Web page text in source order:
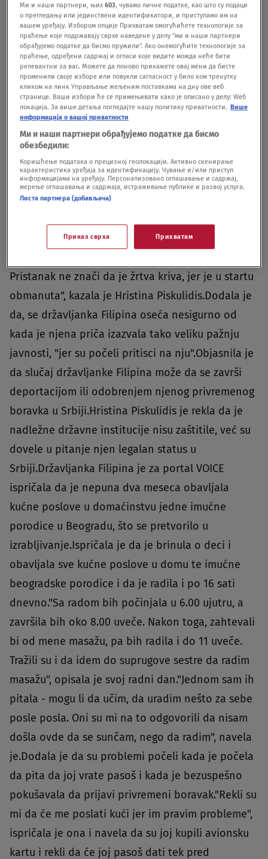
problematično to što su joj uzeli pasoš. Onog
trenutka kada vam neko uzme pasoš, to je znak
da nešto nije u redu", navela je Hristina
Piskulidis.Ocenila je da niko nije očekivao toliku
pažnju javnosti nakon što je istraživački portal
VOICE iz Novog Sada objavio priču o Filipinki, žrtvi
trgovine ljudima i radne eksploatacije, a preneo je
veliki broj medija u Srbiji."I sada se pokušava
zamagliti istina. I to pod izgovorom da je ona
došla dobrovoljno u Beograd i da je potpisala
ugovor, što jeste tačno, ali prema konvecniji
onoga trenutka kada su one obmanute i kada žele
Pristanak ne znači da je žrtva kriva, jer je u startu
obmanuta", kazala je Hristina Piskulidis.Dodala je
da, se državljanka Filipina oseća nesigurno od
kada je njena priča izazvala tako veliku pažnju
javnosti, "jer su počeli pritisci na nju".Objasnila je
da slučaj državljanke Filipina može da se završi
deportacijom ili odobrenjem njenog privremenog
boravka u Srbiji.Hristina Piskulidis je rekla da je
nadležne državne institucije nisu zaštitile, već su
dovele u pitanje njen legalan status u
Srbiji.Državljanka Filipina je za portal VOICE
ispričala da je nepuna dva meseca obavljala
kućne poslove u domaćinstvu jedne imućne
porodice u Beogradu, što se pretvorilo u
izrabljivanje.Ispričala je da je brinula o deci i
obavljala sve kućne poslove u domu te imućne
beogradske porodice i da je radila i po 16 sati
dnevno."Sa radom bih počinjala u 6.00 ujutru, a
završila bih oko 8.00 uveče. Nakon toga, zahtevali
bi od mene masažu, pa bih radila i do 11 uveče.
Tražili su i da idem do suprugove sestre da radim
masažu", opisala je svoj radni dan."Jednom sam ih
pitala - mogu li da učim, da uradim nešto za sebe
posle posla. Oni su mi na to odgovorili da nisam
došla ovde da se sunčam, nego da radim", navela
je.Dodala je da su problemi počeli kada je počela
da pita da joj vrate pasoš i kada je bezuspešno
pokušavala da prijavi privremeni boravak."Rekli su
mi da će me poslati kući jer im pravim probleme",
ispričala je ona i navela da su joj kupili avionsku
kartu i rekli da će joj pasoš dati tek pred
Ми и наши партнери, њих603, чувамо личне податке, као што су подаци
о прегледању или јединствени идентификатори, и приступамо им на
вашем уређају. Избором опције Прихватам омогућићете технологије за
праћење које подржавају сврхе наведене у делу "ми и наши партнери
обрађујемо податке да бисмо пружили". Ако онемогућите технологије за
праћење, одређени садржај и огласи које видите можда неће бити
релевантни за вас. Можете да поново прикажете овај мени да бисте
променили своје изборе или повукли сагласност у било ком тренутку
кликом на линк Управљање жељеним поставкама на дну ове веб
странице. Ваши избори ће се примењивати како је описано у делу: Wеб
локација. За више детаља погледајте нашу политику приватности. Више
информација о вашој приватности
Ми и наши партнери обрађујемо податке да бисмо
обезбедили:
Коришћење података о прецизној геолокацији. Активно скенирање
карактеристика уређаја за идентификацију. Чување и/или приступ
информацијама на уређају. Персонализовано оглашавање и садржај,
мерење оглашавања и садржаја, истраживање публике и развој услуга.
Листа партнера (добављача)
Приказ сврха Прихватам